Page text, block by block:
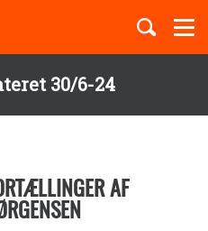
30/6-24
Børnebøger
AF